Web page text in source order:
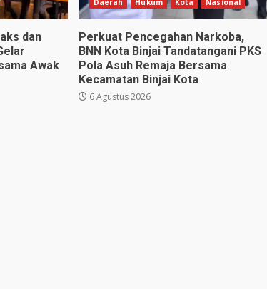
dan
Awak
Daerah Hukum Kota Nasional
Perkuat Pencegahan Narkoba,
BNN Kota Binjai Tandatangani PKS
Pola Asuh Remaja Bersama
Kecamatan Binjai Kota
6 Agustus 2026